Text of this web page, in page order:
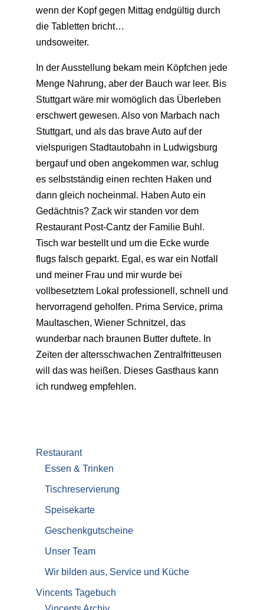
wenn der Kopf gegen Mittag endgültig durch
die Tabletten bricht…
undsoweiter.
In der Ausstellung bekam mein Köpfchen jede
Menge Nahrung, aber der Bauch war leer. Bis
Stuttgart wäre mir womöglich das Überleben
erschwert gewesen. Also von Marbach nach
Stuttgart, und als das brave Auto auf der
vielspurigen Stadtautobahn in Ludwigsburg
bergauf und oben angekommen war, schlug
es selbstständig einen rechten Haken und
dann gleich nocheinmal. Haben Auto ein
Gedächtnis? Zack wir standen vor dem
Restaurant Post-Cantz der Familie Buhl.
Tisch war bestellt und um die Ecke wurde
flugs falsch geparkt. Egal, es war ein Notfall
und meiner Frau und mir wurde bei
vollbesetztem Lokal professionell, schnell und
hervorragend geholfen. Prima Service, prima
Maultaschen, Wiener Schnitzel, das
wunderbar nach braunen Butter duftete. In
Zeiten der altersschwachen Zentralfritteusen
will das was heißen. Dieses Gasthaus kann
ich rundweg empfehlen.
Restaurant
Essen & Trinken
Tischreservierung
Speisekarte
Geschenkgutscheine
Unser Team
Wir bilden aus, Service und Küche
Vincents Tagebuch